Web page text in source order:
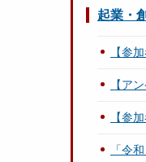
起業・
【参
【ア
【参
「令